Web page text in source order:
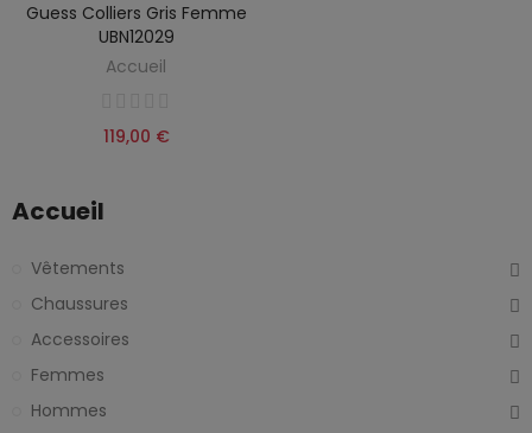
Guess Colliers Gris Femme
UBN12029
Accueil
119,00 €
Accueil
Vêtements
Chaussures
Accessoires
Femmes
Hommes